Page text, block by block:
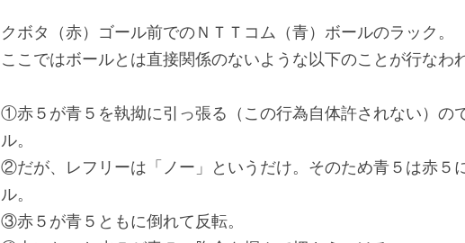
クボタ（赤）ゴール前でのＮＴＴコム（青）ボールのラック。
ここではボールとは直接関係のないような以下のことが行なわ
①赤５が青５を執拗に引っ張る（この行為自体許されない）の
ル。
②だが、レフリーは「ノー」というだけ。そのため青５は赤５
ル。
③赤５が青５ともに倒れて反転。